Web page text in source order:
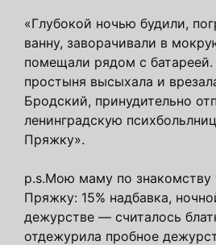
«Глубокой ночью будили,
ванну, заворачивали в
помещали рядом с
простыня высыхала и
Бродский, принудительно
ленинградскую
Пряжку».
p.s.Мою маму по знакомству
Пряжку: 15% надбавка,
дежурстве — считалось
отдежурила пробное